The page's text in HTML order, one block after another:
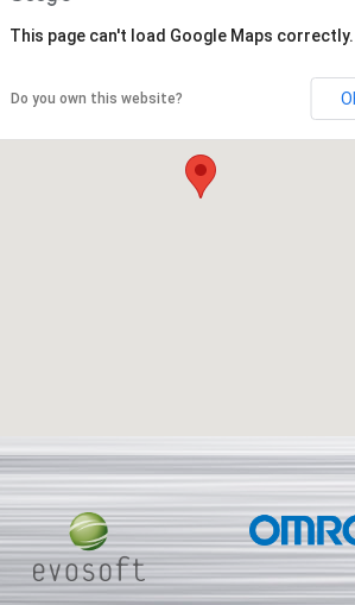
This page can't load Google Maps correctly.
Do you own this website?